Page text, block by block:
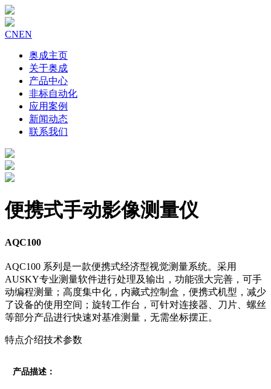
CNEN
奥成主页
关于奥成
产品中心
非标自动化
应用案例
新闻动态
联系我们
便携式手动影像测量仪
AQC100
AQC100 系列是一款便携式经济型视觉测量系统。采用
AUSKY专业测量软件进行处理及输出，功能强大完善，可手
动编程测量；高度集中化，内藏式控制盒，便携式机型，减少
了设备的使用空间；旋转工作台，可针对连接器、刀片、螺丝
等部分产品进行快速对基准测量，无需坐标摆正。
特点介绍技术参数
产品描述：